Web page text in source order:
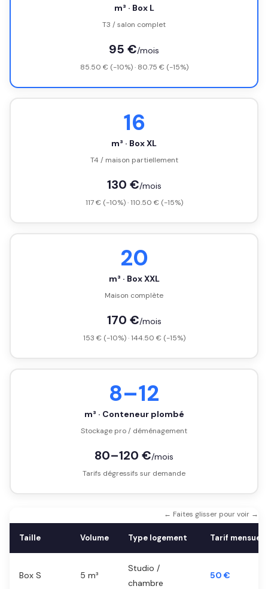
m³ · Box L
T3 / salon complet
95 €/mois
85.50 € (-10%) · 80.75 € (-15%)
16
m³ · Box XL
T4 / maison partiellement
130 €/mois
117 € (-10%) · 110.50 € (-15%)
20
m³ · Box XXL
Maison complète
170 €/mois
153 € (-10%) · 144.50 € (-15%)
8–12
m³ · Conteneur plombé
Stockage pro / déménagement
80–120 €/mois
Tarifs dégressifs sur demande
← Faites glisser pour voir →
Taille Volume Type logement Tarif mensuel
Box S 5 m³
Studio /
chambre
50 €